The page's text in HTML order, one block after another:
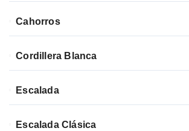
Cahorros
Cordillera Blanca
Escalada
Escalada Clásica